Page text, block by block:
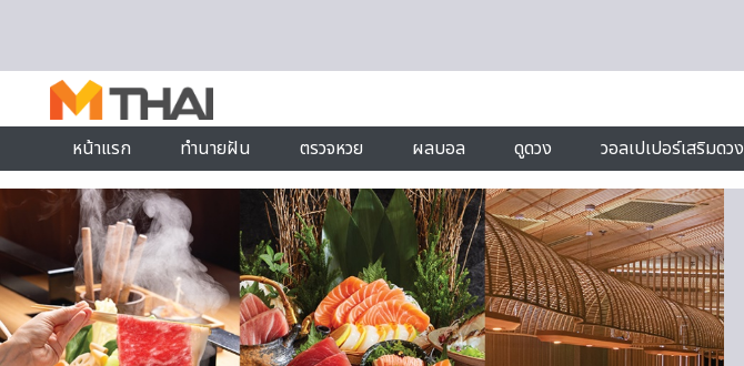
หน้าแรก
ทำนายฝัน ตรวจหวย ผลบอล ดูดวง วอลเปเปอร์เสริมดวง